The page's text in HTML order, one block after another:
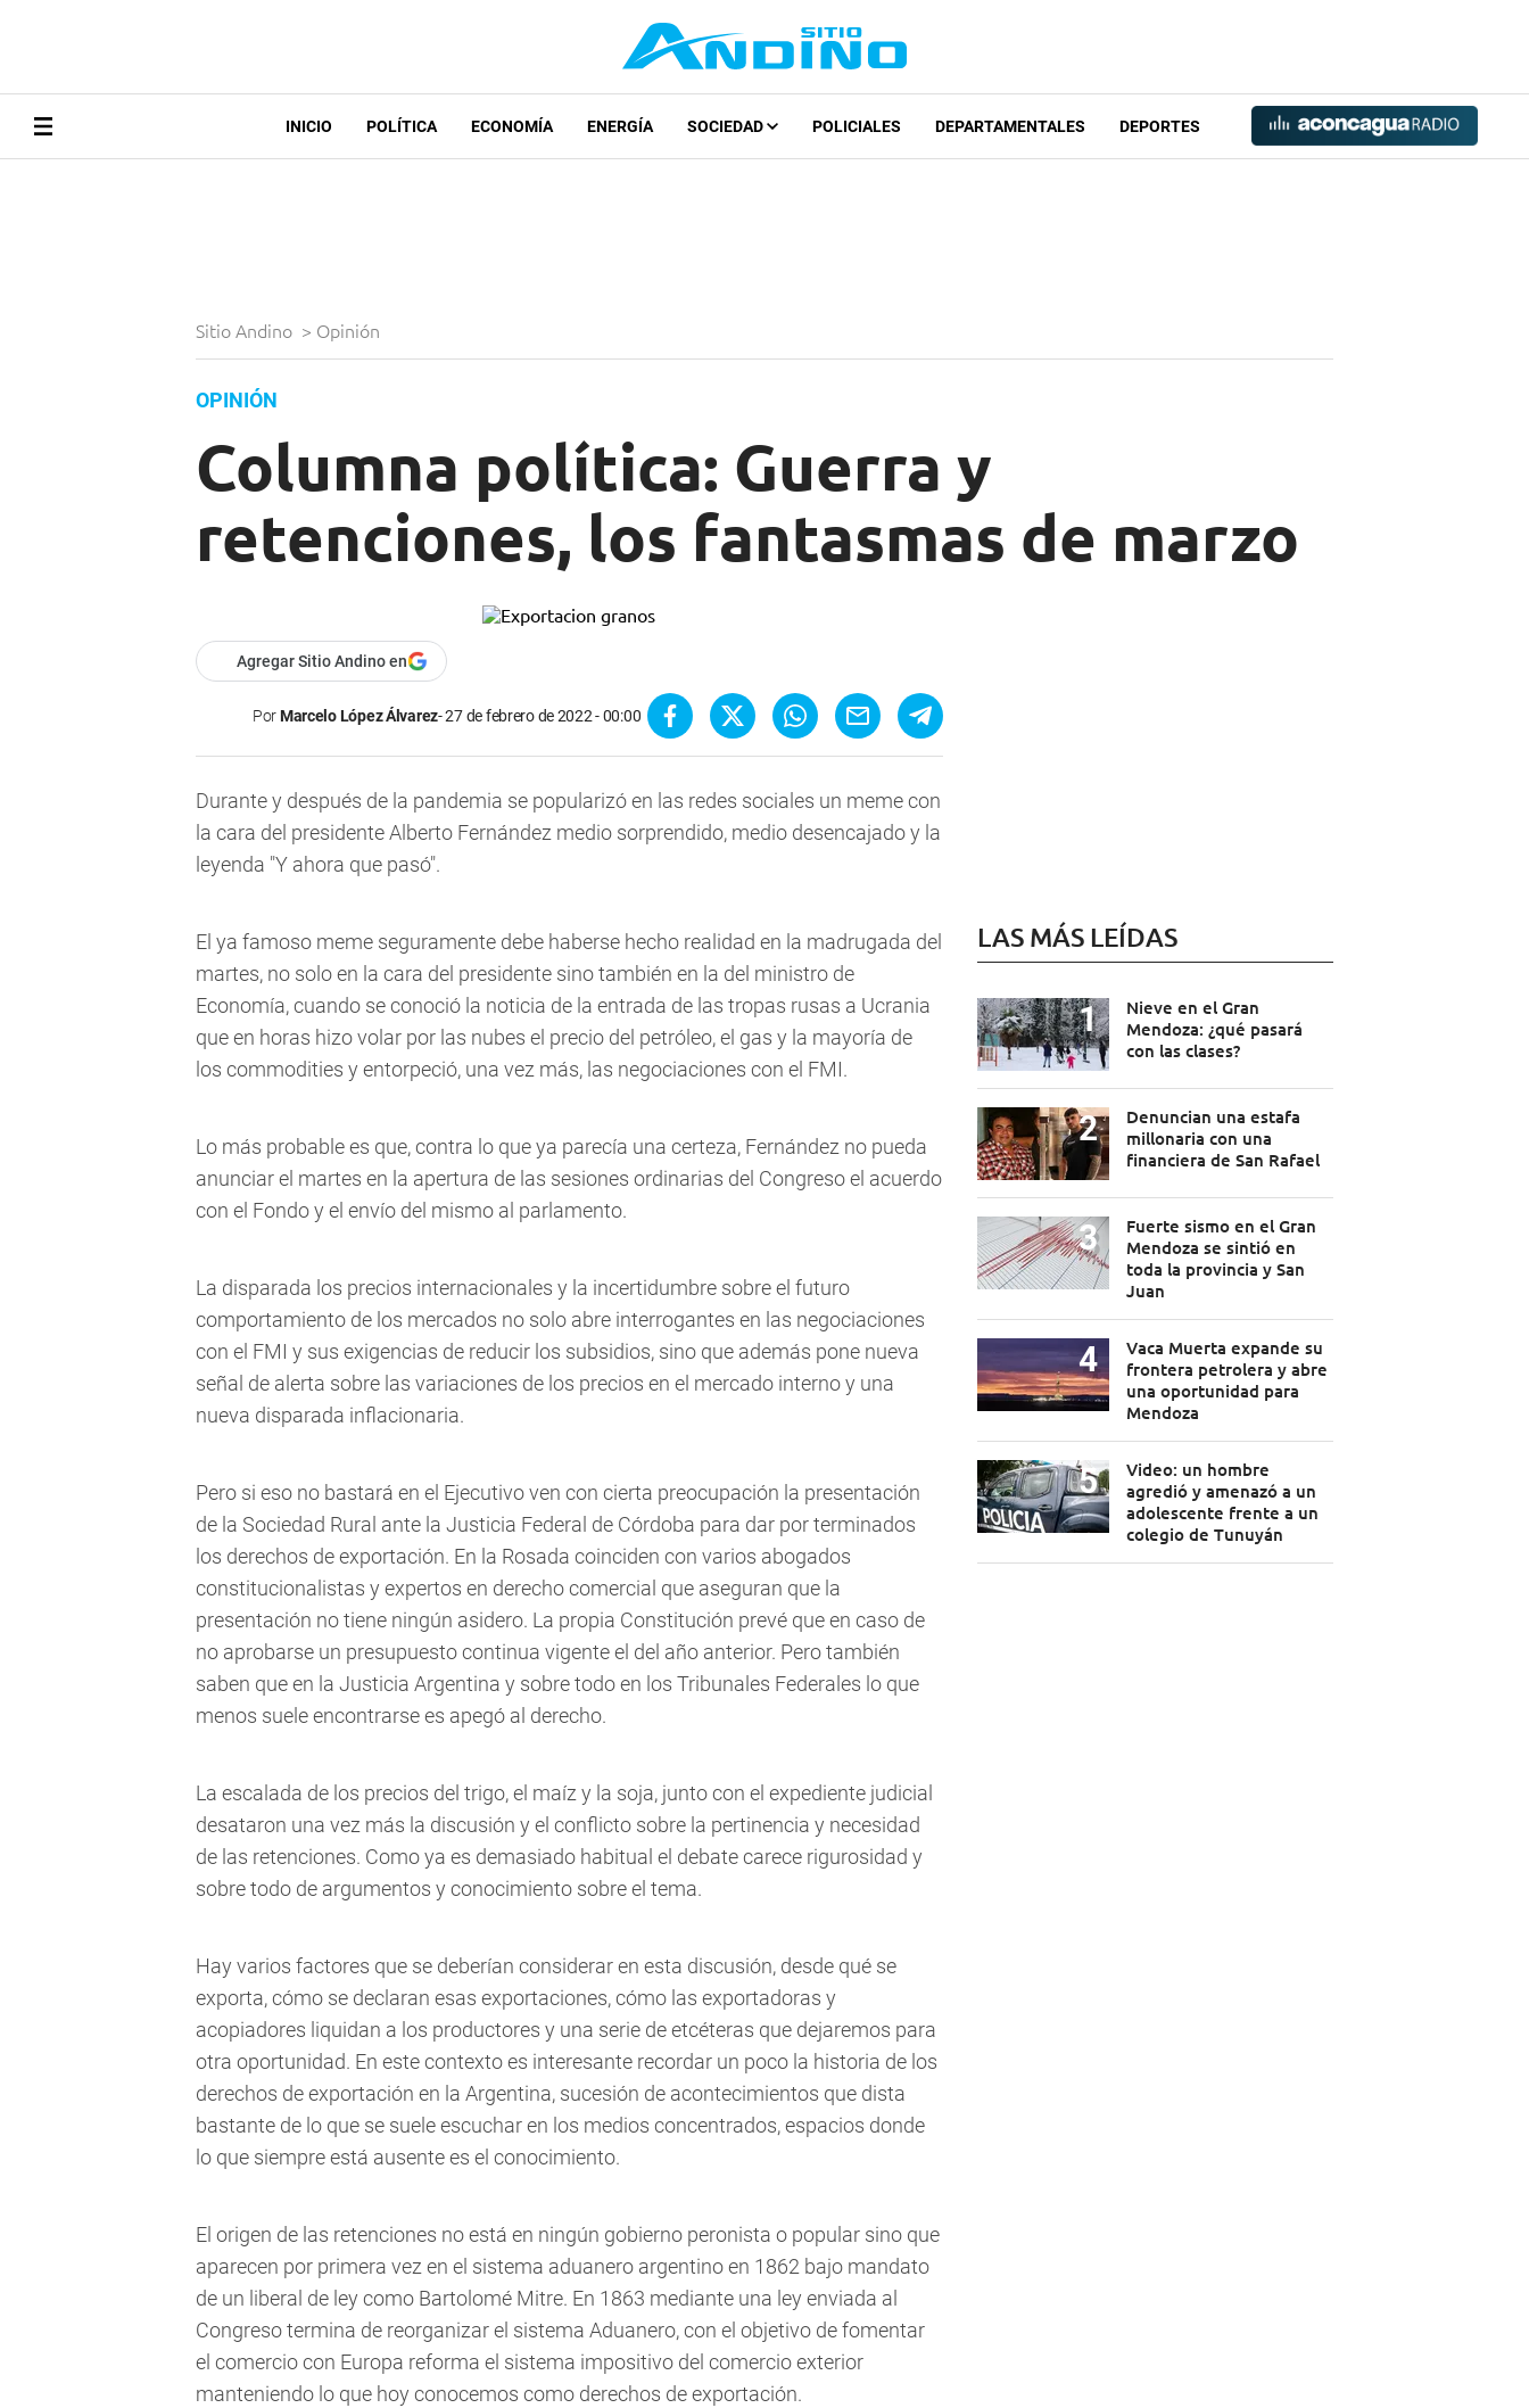
INICIO POLÍTICA ECONOMÍA ENERGÍA SOCIEDAD POLICIALES DEPARTAMENTALES DEPORTES
Sitio Andino > Opinión
OPINIÓN
Columna política: Guerra y
retenciones, los fantasmas de marzo
Agregar Sitio Andino en
PorMarcelo López Álvarez 27 de febrero de 2022 - 00:00
Durante y después de la pandemia se popularizó en las redes sociales un meme con
la cara del presidente Alberto Fernández medio sorprendido, medio desencajado y la
leyenda "Y ahora que pasó".
El ya famoso meme seguramente debe haberse hecho realidad en la madrugada del
martes, no solo en la cara del presidente sino también en la del ministro de
Economía, cuando se conoció la noticia de la entrada de las tropas rusas a Ucrania
que en horas hizo volar por las nubes el precio del petróleo, el gas y la mayoría de
los commodities y entorpeció, una vez más, las negociaciones con el FMI.
Lo más probable es que, contra lo que ya parecía una certeza, Fernández no pueda
anunciar el martes en la apertura de las sesiones ordinarias del Congreso el acuerdo
con el Fondo y el envío del mismo al parlamento.
La disparada los precios internacionales y la incertidumbre sobre el futuro
comportamiento de los mercados no solo abre interrogantes en las negociaciones
con el FMI y sus exigencias de reducir los subsidios, sino que además pone nueva
señal de alerta sobre las variaciones de los precios en el mercado interno y una
nueva disparada inflacionaria.
Pero si eso no bastará en el Ejecutivo ven con cierta preocupación la presentación
de la Sociedad Rural ante la Justicia Federal de Córdoba para dar por terminados
los derechos de exportación. En la Rosada coinciden con varios abogados
constitucionalistas y expertos en derecho comercial que aseguran que la
presentación no tiene ningún asidero. La propia Constitución prevé que en caso de
no aprobarse un presupuesto continua vigente el del año anterior. Pero también
saben que en la Justicia Argentina y sobre todo en los Tribunales Federales lo que
menos suele encontrarse es apegó al derecho.
La escalada de los precios del trigo, el maíz y la soja, junto con el expediente judicial
desataron una vez más la discusión y el conflicto sobre la pertinencia y necesidad
de las retenciones. Como ya es demasiado habitual el debate carece rigurosidad y
sobre todo de argumentos y conocimiento sobre el tema.
Hay varios factores que se deberían considerar en esta discusión, desde qué se
exporta, cómo se declaran esas exportaciones, cómo las exportadoras y
acopiadores liquidan a los productores y una serie de etcéteras que dejaremos para
otra oportunidad. En este contexto es interesante recordar un poco la historia de los
derechos de exportación en la Argentina, sucesión de acontecimientos que dista
bastante de lo que se suele escuchar en los medios concentrados, espacios donde
lo que siempre está ausente es el conocimiento.
El origen de las retenciones no está en ningún gobierno peronista o popular sino que
aparecen por primera vez en el sistema aduanero argentino en 1862 bajo mandato
de un liberal de ley como Bartolomé Mitre. En 1863 mediante una ley enviada al
Congreso termina de reorganizar el sistema Aduanero, con el objetivo de fomentar
el comercio con Europa reforma el sistema impositivo del comercio exterior
manteniendo lo que hoy conocemos como derechos de exportación.
LAS MÁS LEÍDAS
Nieve en el Gran
Mendoza: ¿qué pasará
con las clases?
Denuncian una estafa
millonaria con una
financiera de San Rafael
Fuerte sismo en el Gran
Mendoza se sintió en
toda la provincia y San
Juan
Vaca Muerta expande su
frontera petrolera y abre
una oportunidad para
Mendoza
Video: un hombre
agredió y amenazó a un
adolescente frente a un
colegio de Tunuyán